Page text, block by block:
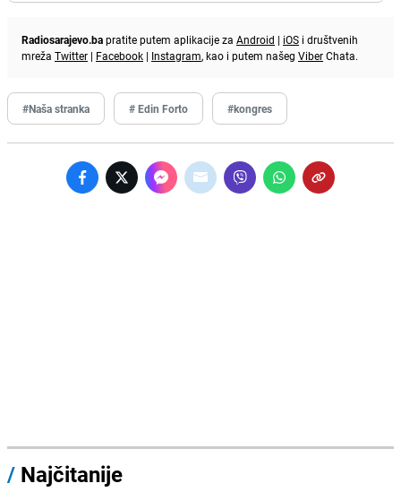
Radiosarajevo.bapratite putem aplikacije za Android | iOS i društvenih
mreža Twitter | Facebook | Instagram, kao i putem našeg ViberChata.
#Naša stranka # Edin Forto #kongres
/ Najčitanije